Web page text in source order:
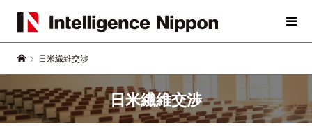
日米繊維交渉
日米繊維交渉